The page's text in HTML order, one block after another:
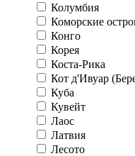
Колумбия
Коморские
Конго
Корея
Коста-Рика
Кот д'Ивуар
Куба
Кувейт
Лаос
Латвия
Лесото